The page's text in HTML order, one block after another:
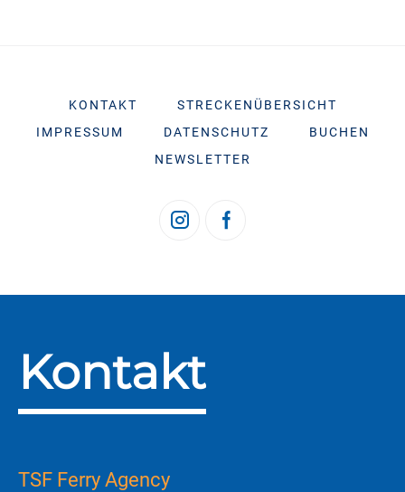
KONTAKT
STRECKENÜBERSICHT
IMPRESSUM
DATENSCHUTZ
BUCHEN
NEWSLETTER
Kontakt
TSF Ferry Agency